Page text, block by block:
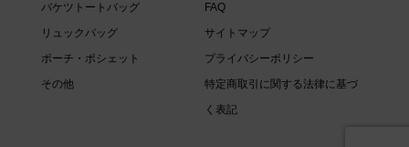
バケツトートバッグ
リュックバッグ
ポーチ・ポシェット
その他
FAQ
サイトマップ
プライバシーポリシー
特定商取引に関する法律に基づ
く表記